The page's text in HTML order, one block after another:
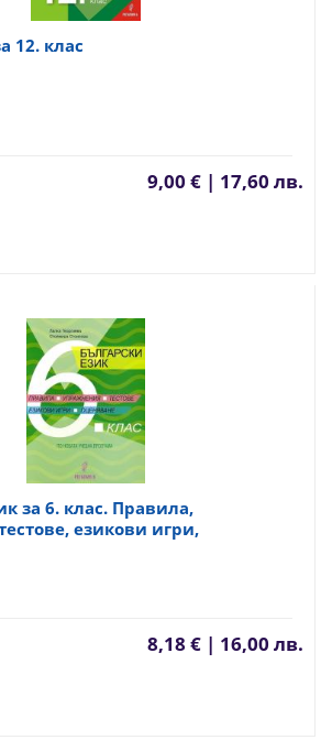
12. клас
9,00 € | 17,60 лв.
за 6. клас. Правила,
езикови игри,
8,18 € | 16,00 лв.